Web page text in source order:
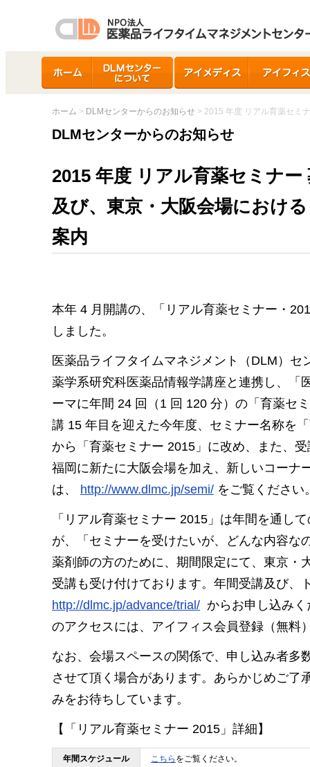
て
ホーム > DLMセンターからのお知らせ > 2015 年度 リアル育薬セミ
DLMセンターからのお知らせ
2015 年度 リアル育薬セミナー
及び、東京・大阪会場におけ
案内
本年 4 月開講の、「リアル育薬セミナー・
しました。
医薬品ライフタイムマネジメント（DLM）セ
薬学系研究科医薬品情報学講座と連携し、「
ーマに年間 24 回（1 回 120 分）の「育薬セ
講 15 年目を迎えた今年度、セミナー名称を
から「育薬セミナー 2015」に改め、また、
福岡に新たに大阪会場を加え、新しいコーナ
は、 http://www.dlmc.jp/semi/ をご覧ください
「リアル育薬セミナー 2015」は年間を通し
が、「セミナーを受けたいが、どんな内容な
薬剤師の方のために、期間限定にて、東京・
受講も受け付けております。年間受講及び、
http://dlmc.jp/advance/trial/ からお申し込み
のアクセスには、アイフィス会員登録（無料
なお、会場スペースの関係で、申し込み者多
させて頂く場合があります。あらかじめご了
みをお待ちしています。
【「リアル育薬セミナー 2015」詳細】
年間スケジュール こちら をご覧ください。